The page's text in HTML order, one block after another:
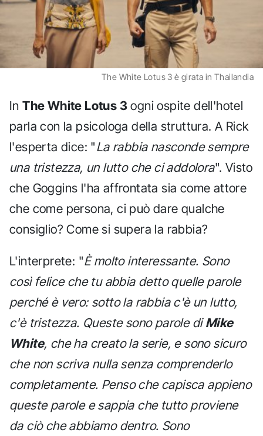
The White Lotus 3 è girata in Thailandia
InThe White Lotus 3 ogni ospite dell'hotel
parla con la psicologa della struttura. A Rick
l'esperta dice: "La rabbia nasconde sempre
una tristezza, un lutto che ci addolora". Visto
che Goggins l'ha affrontata sia come attore
che come persona, ci può dare qualche
consiglio? Come si supera la rabbia?
L'interprete: "È molto interessante. Sono
così felice che tu abbia detto quelle parole
perché è vero: sotto la rabbia c'è un lutto,
c'è tristezza. Queste sono parole diMike
White, che ha creato la serie, e sono sicuro
che non scriva nulla senza comprenderlo
completamente. Penso che capisca appieno
queste parole e sappia che tutto proviene
da ciò che abbiamo dentro. Sono